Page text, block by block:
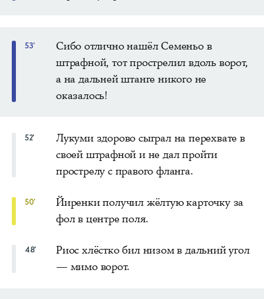
53'
Сибо отлично нашёл Семеньо в
штрафной, тот прострелил вдоль ворот,
а на дальней штанге никого не
оказалось!
52'
Лукуми здорово сыграл на перехвате в
своей штрафной и не дал пройти
прострелу с правого фланга.
50'
Йиренки получил жёлтую карточку за
фол в центре поля.
48'
Риос хлёстко бил низом в дальний угол
— мимо ворот.